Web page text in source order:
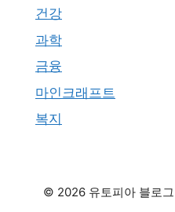
건강
과학
금융
마인크래프트
복지
© 2026 유토피아 블로그